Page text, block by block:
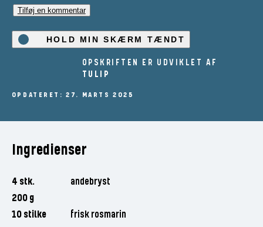
Tilføj en kommentar
HOLD MIN SKÆRM TÆNDT
OPSKRIFTEN ER UDVIKLET AF
TULIP
OPDATERET: 27. MARTS 2025
Ingredienser
4 stk.
andebryst
200 g
10 stilke
frisk rosmarin